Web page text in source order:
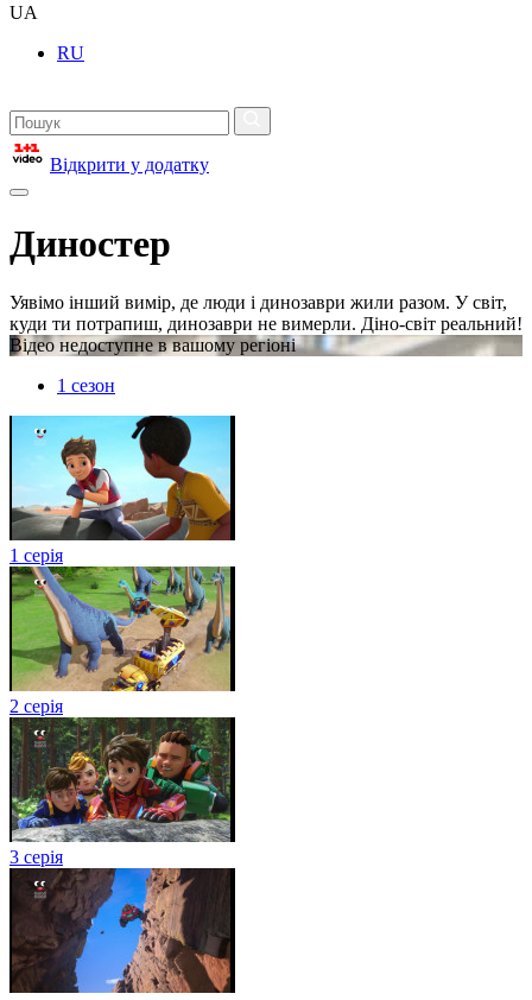
UA
RU
Відкрити у додатку
Диностер
Уявімо інший вимір, де люди і динозаври жили разом. У світ,
куди ти потрапиш, динозаври не вимерли. Діно-світ реальний!
Відео недоступне в вашому регіоні
1 сезон
1 серія
2 серія
3 серія